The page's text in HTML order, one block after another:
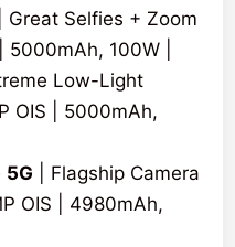
| Great Selfies + Zoom
5000mAh, 100W |
Low-Light
OIS | 5000mAh,
5G | Flagship Camera
OIS | 4980mAh,